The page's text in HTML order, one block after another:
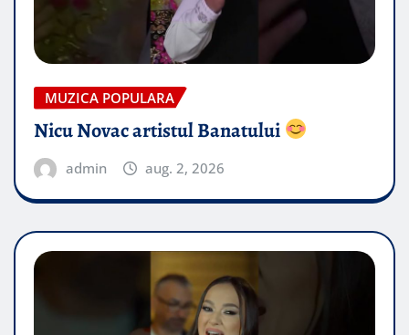
MUZICA POPULARA
Nicu Novac artistul Banatului
admin aug. 2, 2026